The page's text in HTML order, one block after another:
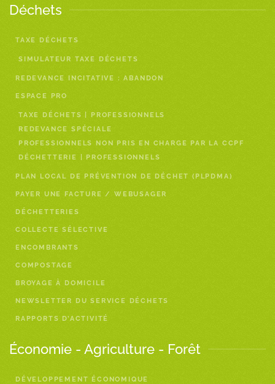
Déchets
TAXE DÉCHETS
SIMULATEUR TAXE DÉCHETS
REDEVANCE INCITATIVE : ABANDON
ESPACE PRO
TAXE DÉCHETS | PROFESSIONNELS
REDEVANCE SPÉCIALE
PROFESSIONNELS NON PRIS EN CHARGE PAR LA CCPF
DÉCHETTERIE | PROFESSIONNELS
PLAN LOCAL DE PRÉVENTION DE DÉCHET (PLPDMA)
PAYER UNE FACTURE / WEBUSAGER
DÉCHETTERIES
COLLECTE SÉLECTIVE
ENCOMBRANTS
COMPOSTAGE
BROYAGE À DOMICILE
NEWSLETTER DU SERVICE DÉCHETS
RAPPORTS D’ACTIVITÉ
Économie - Agriculture - Forêt
DÉVELOPPEMENT ÉCONOMIQUE